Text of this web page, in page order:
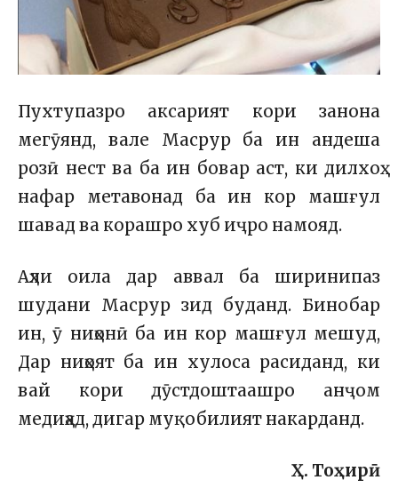
Пухтупазро аксарият кори занона
мегӯянд, вале Масрур ба ин андеша
розӣ нест ва ба ин бовар аст, ки дилхоҳ
нафар метавонад ба ин кор машғул
шавад ва корашро хуб иҷро намояд.
Аҳли оила дар аввал ба ширинипаз
шудани Масрур зид буданд. Бинобар
ин, ӯ ниҳонӣ ба ин кор машғул мешуд,
Дар ниҳоят ба ин хулоса расиданд, ки
вай кори дӯстдоштаашро анҷом
медиҳад, дигар муқобилият накарданд.
Ҳ. Тоҳирӣ